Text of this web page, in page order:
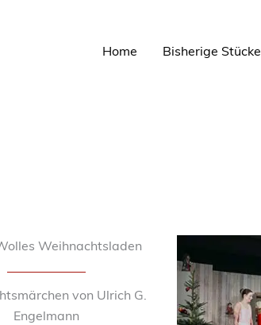
Home Bisherige Stücke
Weihnachtsladen
von Ulrich G.
Engelmann